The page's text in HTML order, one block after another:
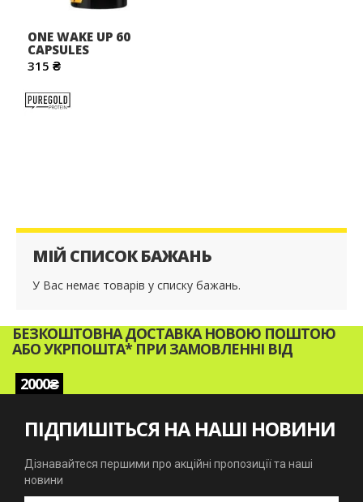
ONE WAKE UP 60
CAPSULES
315 ₴
МІЙ СПИСОК БАЖАНЬ
У Вас немає товарів у списку бажань.
БЕЗКОШТОВНА ДОСТАВКА НОВОЮ ПОШТОЮ
АБО УКРПОШТА* ПРИ ЗАМОВЛЕННІ ВІД
2000₴
ПІДПИШІТЬСЯ НА НАШІ НОВИНИ
Дізнавайтеся першими про акційні пропозиції та наші
новини